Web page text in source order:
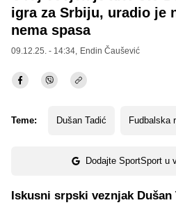
igra za Srbiju, uradio je
nema spasa
09.12.25. - 14:34, Endin Čaušević
Teme: Dušan Tadić Fudbalska
Dodajte SportSport u
Iskusni srpski veznjak Dušan